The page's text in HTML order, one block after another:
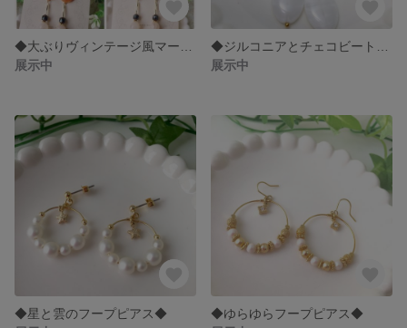
展示中
展示中
◆星と雲のフープピアス◆
◆ゆらゆらフープピアス◆